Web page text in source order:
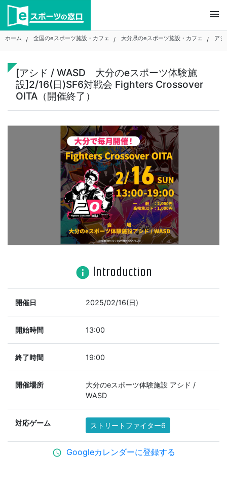
Skip
content
menu
ホーム 全国のeスポーツ施設・カフェ 大分県のeスポーツ施設・カフェ ア
[アシド / WASD 大分のeスポーツ体験施
設]2/16(日)SF6対戦会 Fighters Crossover
OITA（開催終了）
info Introduction
開催日 2025/02/16(日)
開始時間 13:00
終了時間 19:00
開催場所
大分のeスポーツ体験施設 アシド /
WASD
対応ゲーム ストリートファイター6
schedule Googleカレンダーに登録する